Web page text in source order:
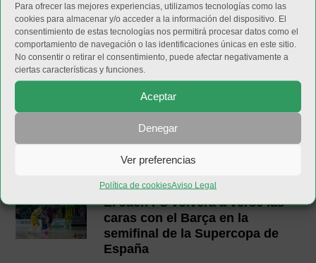
Para ofrecer las mejores experiencias, utilizamos tecnologías como las
cookies para almacenar y/o acceder a la información del dispositivo. El
consentimiento de estas tecnologías nos permitirá procesar datos como el
comportamiento de navegación o las identificaciones únicas en este sitio.
No consentir o retirar el consentimiento, puede afectar negativamente a
ciertas características y funciones.
Aceptar
Denegar
Ver preferencias
Política de cookiesAviso Legal
Inter JP Financial disputará el
Trofeo del Olivo
El Jaén FS ya conoce los
horarios de la Supercopa de
España 2026
El Jaén FS volverá a verse las
caras con el Barça en la
semifinal de la Supercopa de
España